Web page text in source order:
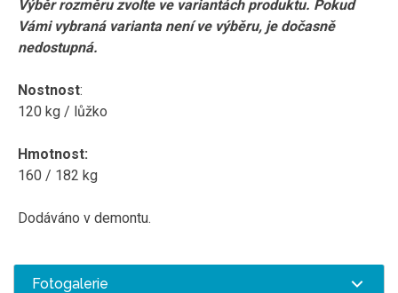
Výběr rozměru zvolte ve variantách produktu. Pokud
Vámi vybraná varianta není ve výběru, je dočasně
nedostupná.
Nostnost:
120 kg / lůžko
Hmotnost:
160 / 182 kg
Dodáváno v demontu.
Fotogalerie